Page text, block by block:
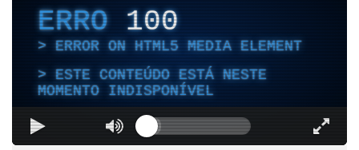
ERRO 100
ERROR ON HTML5 MEDIA ELEMENT
ESTE CONTEÚDO ESTÁ NESTE
MOMENTO INDISPONÍVEL